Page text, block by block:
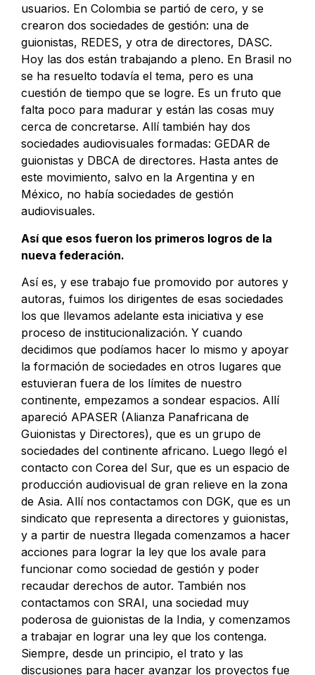
usuarios. En Colombia se partió de cero, y se
crearon dos sociedades de gestión: una de
guionistas, REDES, y otra de directores, DASC.
Hoy las dos están trabajando a pleno. En Brasil no
se ha resuelto todavía el tema, pero es una
cuestión de tiempo que se logre. Es un fruto que
falta poco para madurar y están las cosas muy
cerca de concretarse. Allí también hay dos
sociedades audiovisuales formadas: GEDAR de
guionistas y DBCA de directores. Hasta antes de
este movimiento, salvo en la Argentina y en
México, no había sociedades de gestión
audiovisuales.
Así que esos fueron los primeros logros de la
nueva federación.
Así es, y ese trabajo fue promovido por autores y
autoras, fuimos los dirigentes de esas sociedades
los que llevamos adelante esta iniciativa y ese
proceso de institucionalización. Y cuando
decidimos que podíamos hacer lo mismo y apoyar
la formación de sociedades en otros lugares que
estuvieran fuera de los límites de nuestro
continente, empezamos a sondear espacios. Allí
apareció APASER (Alianza Panafricana de
Guionistas y Directores), que es un grupo de
sociedades del continente africano. Luego llegó el
contacto con Corea del Sur, que es un espacio de
producción audiovisual de gran relieve en la zona
de Asia. Allí nos contactamos con DGK, que es un
sindicato que representa a directores y guionistas,
y a partir de nuestra llegada comenzamos a hacer
acciones para lograr la ley que los avale para
funcionar como sociedad de gestión y poder
recaudar derechos de autor. También nos
contactamos con SRAI, una sociedad muy
poderosa de guionistas de la India, y comenzamos
a trabajar en lograr una ley que los contenga.
Siempre, desde un principio, el trato y las
discusiones para hacer avanzar los proyectos fue